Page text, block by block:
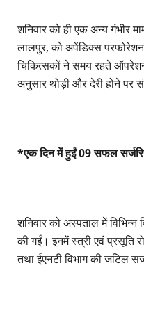
शनिवार को ही एक अन्य गंभीर
लालपुर, को अपेंडिक्स परफोरेशन
चिकित्सकों ने समय रहते
अनुसार थोड़ी और देरी होने पर
*एक दिन में हुईं 09 सफल
शनिवार को अस्पताल में
की गईं। इनमें स्त्री एवं प्रसूति
तथा ईएनटी विभाग की जटिल